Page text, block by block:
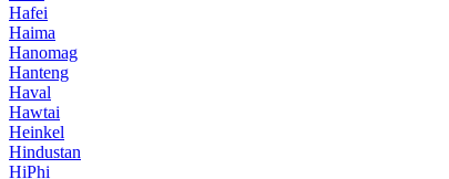
Hafei
Haima
Hanomag
Hanteng
Haval
Hawtai
Heinkel
Hindustan
HiPhi